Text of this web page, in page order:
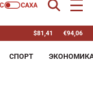
$81,41 €94,06
СПОРТ